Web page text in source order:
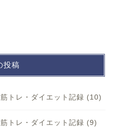
投稿
トレ・ダイエット記録 (10)
トレ・ダイエット記録 (9)